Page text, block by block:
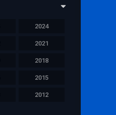
2024
2021
2018
2015
2012